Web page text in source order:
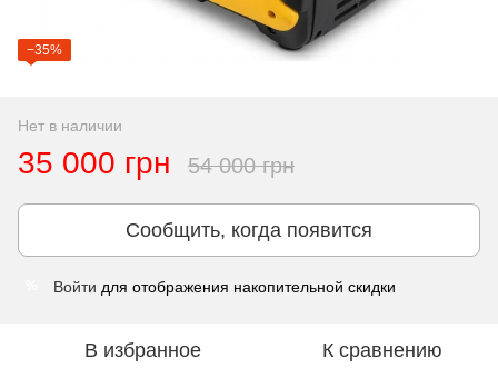
−35%
Нет в наличии
35 000 грн 54 000 грн
Сообщить, когда появится
Войти для отображения накопительной скидки
В избранное К сравнению